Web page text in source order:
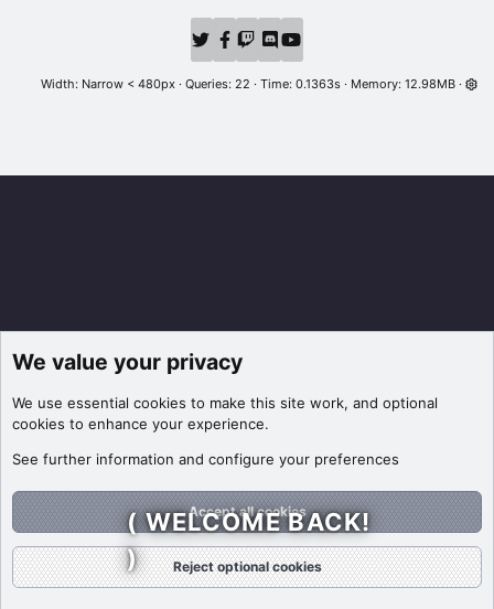
Width Queries 22 Time 0.1363s Memory 12.98MB
Forums What's New Log In Register Search
We value your privacy
We use essential cookies to make this site work, and optional
cookies to enhance your experience.
See further information and configure your preferences
Accept all cookies
Reject optional cookies
( WELCOME BACK!
)